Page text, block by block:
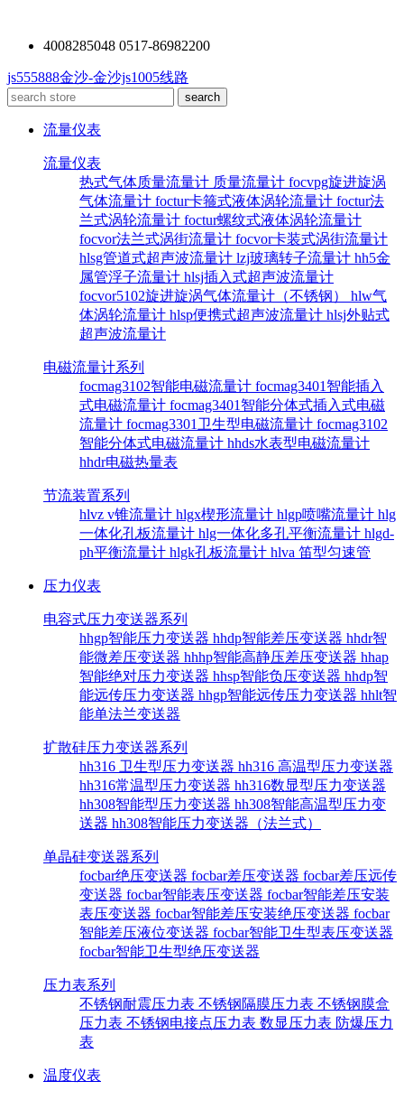
4008285048 0517-86982200
js555888金沙-金沙js1005线路
流量仪表
流量仪表
热式气体质量流量计 质量流量计 focvpg旋进旋涡
气体流量计 foctur卡箍式液体涡轮流量计 foctur法
兰式涡轮流量计 foctur螺纹式液体涡轮流量计
focvor法兰式涡街流量计 focvor卡装式涡街流量计
hlsg管道式超声波流量计 lzj玻璃转子流量计 hh5金
属管浮子流量计 hlsj插入式超声波流量计
focvor5102旋进旋涡气体流量计（不锈钢） hlw气
体涡轮流量计 hlsp便携式超声波流量计 hlsj外贴式
超声波流量计
电磁流量计系列
focmag3102智能电磁流量计 focmag3401智能插入
式电磁流量计 focmag3401智能分体式插入式电磁
流量计 focmag3301卫生型电磁流量计 focmag3102
智能分体式电磁流量计 hhds水表型电磁流量计
hhdr电磁热量表
节流装置系列
hlvz v锥流量计 hlgx楔形流量计 hlgp喷嘴流量计 hlg
一体化孔板流量计 hlg一体化多孔平衡流量计 hlgd-
ph平衡流量计 hlgk孔板流量计 hlva 笛型匀速管
压力仪表
电容式压力变送器系列
hhgp智能压力变送器 hhdp智能差压变送器 hhdr智
能微差压变送器 hhhp智能高静压差压变送器 hhap
智能绝对压力变送器 hhsp智能负压变送器 hhdp智
能远传压力变送器 hhgp智能远传压力变送器 hhlt智
能单法兰变送器
扩散硅压力变送器系列
hh316 卫生型压力变送器 hh316 高温型压力变送器
hh316常温型压力变送器 hh316数显型压力变送器
hh308智能型压力变送器 hh308智能高温型压力变
送器 hh308智能压力变送器（法兰式）
单晶硅变送器系列
focbar绝压变送器 focbar差压变送器 focbar差压远传
变送器 focbar智能表压变送器 focbar智能差压安装
表压变送器 focbar智能差压安装绝压变送器 focbar
智能差压液位变送器 focbar智能卫生型表压变送器
focbar智能卫生型绝压变送器
压力表系列
不锈钢耐震压力表 不锈钢隔膜压力表 不锈钢膜盒
压力表 不锈钢电接点压力表 数显压力表 防爆压力
表
温度仪表